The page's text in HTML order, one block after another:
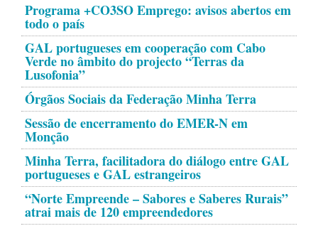
Programa +CO3SO Emprego: avisos abertos em
todo o país
GAL portugueses em cooperação com Cabo
Verde no âmbito do projecto “Terras da
Lusofonia”
Órgãos Sociais da Federação Minha Terra
Sessão de encerramento do EMER-N em
Monção
Minha Terra, facilitadora do diálogo entre GAL
portugueses e GAL estrangeiros
“Norte Empreende – Sabores e Saberes Rurais”
atrai mais de 120 empreendedores